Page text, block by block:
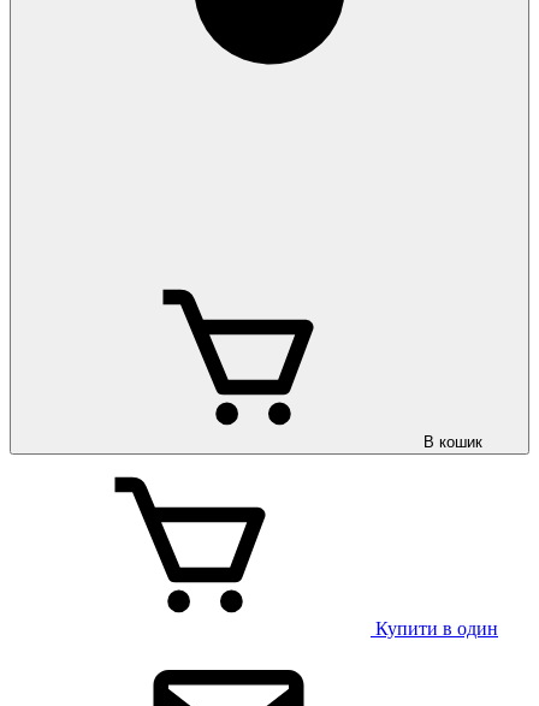
В кошик
Купити в один